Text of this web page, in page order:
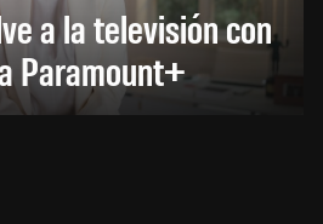
a la televisión con
Paramount+